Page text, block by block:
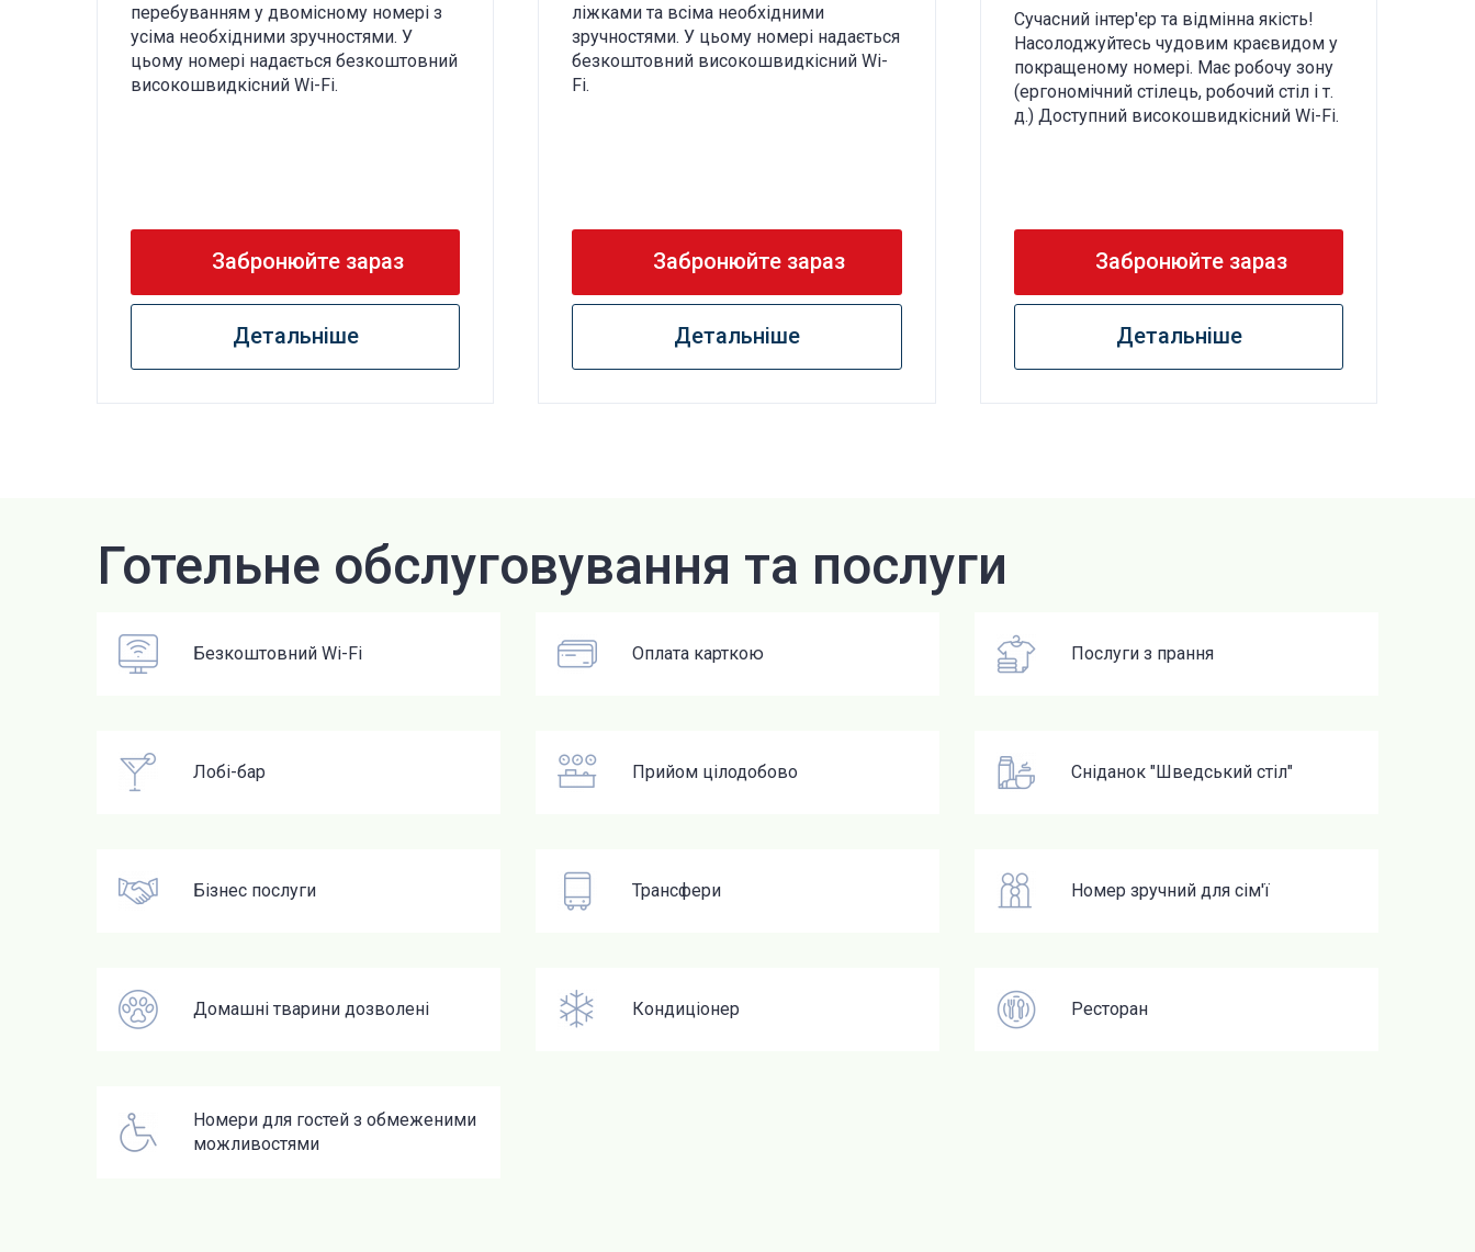
перебуванням у двомісному номері з
усіма необхідними зручностями. У
цьому номері надається безкоштовний
високошвидкісний Wi-Fi.
Забронюйте зараз
Детальніше
ліжками та всіма необхідними
зручностями. У цьому номері надається
безкоштовний високошвидкісний Wi-
Fi.
Забронюйте зараз
Детальніше
Сучасний інтер'єр та відмінна якість!
Насолоджуйтесь чудовим краєвидом у
покращеному номері. Має робочу зону
(ергономічний стілець, робочий стіл і т.
д.) Доступний високошвидкісний Wi-Fi.
Забронюйте зараз
Детальніше
Готельне обслуговування та послуги
Безкоштовний Wi-Fi Оплата карткою Послуги з прання
Лобі-бар Прийом цілодобово Сніданок "Шведський стіл"
Бізнес послуги Трансфери Номер зручний для сім'ї
Домашні тварини дозволені Кондиціонер Ресторан
Номери для гостей з обмеженими
можливостями